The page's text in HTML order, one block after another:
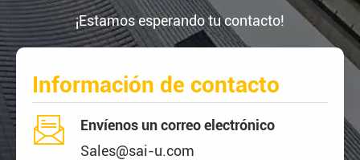
¡Estamos esperando tu contacto!
Información de contacto

Envíenos un correo electrónico
Sales@sai-u.com